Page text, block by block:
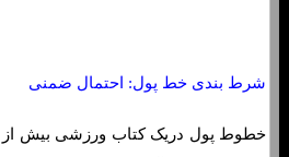
شرط بندی خط پول: احتمال ضمنی
خطوط پول دریک کتاب ورزشی بیش